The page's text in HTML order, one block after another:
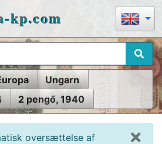
kp.com
Ungarn
2 pengő, 1940
oversættelse af